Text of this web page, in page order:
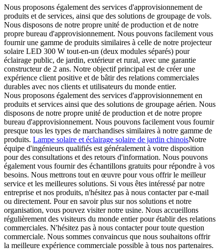
Nous proposons également des services d'approvisionnement de
produits et de services, ainsi que des solutions de groupage de vols.
Nous disposons de notre propre unité de production et de notre
propre bureau d'approvisionnement. Nous pouvons facilement vous
fournir une gamme de produits similaires à celle de notre projecteur
solaire LED 300 W tout-en-un (deux modules séparés) pour
éclairage public, de jardin, extérieur et rural, avec une garantie
constructeur de 2 ans. Notre objectif principal est de créer une
expérience client positive et de bâtir des relations commerciales
durables avec nos clients et utilisateurs du monde entier.
Nous proposons également des services d'approvisionnement en
produits et services ainsi que des solutions de groupage aérien. Nous
disposons de notre propre unité de production et de notre propre
bureau d'approvisionnement. Nous pouvons facilement vous fournir
presque tous les types de marchandises similaires à notre gamme de
produits. Lampe solaire et éclairage solaire de jardin chinoisNotre
équipe d'ingénieurs qualifiés est généralement à votre disposition
pour des consultations et des retours d'information. Nous pouvons
également vous fournir des échantillons gratuits pour répondre à vos
besoins. Nous mettrons tout en œuvre pour vous offrir le meilleur
service et les meilleures solutions. Si vous êtes intéressé par notre
entreprise et nos produits, n'hésitez pas à nous contacter par e-mail
ou directement. Pour en savoir plus sur nos solutions et notre
organisation, vous pouvez visiter notre usine. Nous accueillons
régulièrement des visiteurs du monde entier pour établir des relations
commerciales. N'hésitez pas à nous contacter pour toute question
commerciale. Nous sommes convaincus que nous souhaitons offrir
la meilleure expérience commerciale possible à tous nos partenaires.